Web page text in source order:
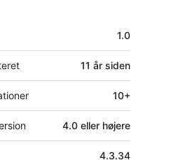
1.0
11 år siden
10+
4.0 eller højere
4.3.34